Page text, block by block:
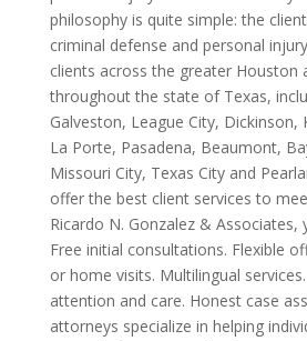
philosophy is quite simple: the
criminal defense and personal
clients across the greater Houston
throughout the state of Texas,
Galveston, League City, Dickinson,
La Porte, Pasadena, Beaumont,
Missouri City, Texas City and
offer the best client services to
Ricardo N. Gonzalez & Associates,
Free initial consultations. Flexible
or home visits. Multilingual
attention and care. Honest case
attorneys specialize in helping